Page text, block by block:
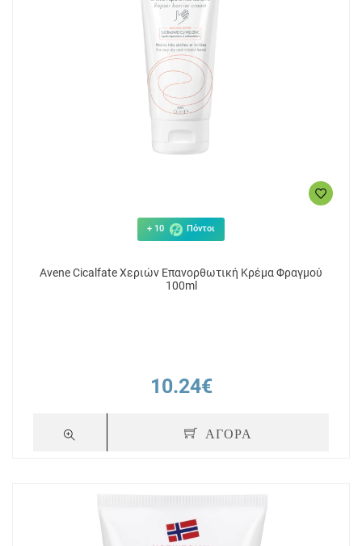
+ 10 Πόντοι
Avene Cicalfate Χεριών Επανορθωτική Κρέμα Φραγμού
100ml
10.24€
ΑΓΟΡΑ